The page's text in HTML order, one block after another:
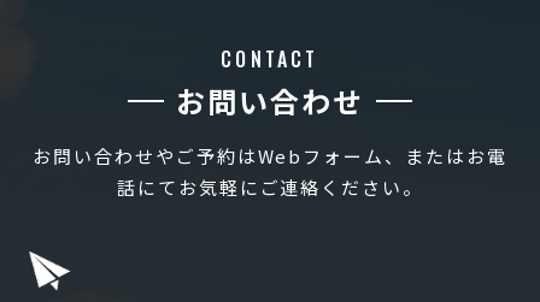
CONTACT
お問い合わせ
お問い合わせやご予約はWebフォーム、またはお電
話にてお気軽にご連絡ください。